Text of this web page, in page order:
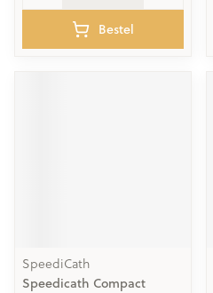
Bestel
SpeediCath
Speedicath Compact